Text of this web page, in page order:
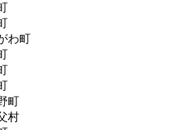
わ町
町
村